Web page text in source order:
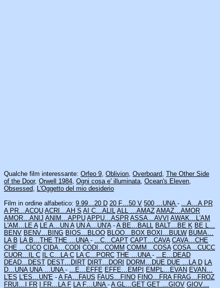
Qualche film interessante: Orfeo 9, Oblivion, Overboard, The Other Side
of the Door, Orwell 1984, Ogni cosa e' illuminata, Ocean's Eleven,
Obsessed, L'Oggetto del mio desiderio
Film in ordine alfabetico: 9.99…20 D 20 F…50 V 500 …UNA - ...A…A PR
A PR…ACQU ACRI…AH S AI C…ALIL ALL …AMAZ AMAZ…AMOR
AMOR…ANIJ ANIM…APPU APPU…ASPR ASSA…AVVI AWAK…L'AM
L'AM…LE A LE A…UN A UN A…UN'A- A BE…BALL BALT…BE K BE L…
BENV BENV…BING BIOS…BLOO BLOO…BOX BOXI…BULW BUMA…
LA B LA B…THE THE …UNA - ...C…CAPT CAPT…CAVA CAVA…CHE
CHE …CICO CIDA…CODI CODI…COMM COMM…COSA COSA…CUCC
CUOR…IL C
IL C…LA C LA C…PORC THE …UNA - ...E…DEAD
DEAD…DEST DEST…DIRT DIRT…DORI DORM…DUE DUE …LA D LA
D…UNA UNA …UNA - ...E…EFFE EFFE…EMPI EMPL…EVAN EVAN…
L'ES L'ES…UN'E - A FA…FAUS FAUS…FINO FINO…FRA FRAG…FROZ
FRUI…I FR
I FR…LA F LA F…UNA - A GL…GET GET …GIOV GIOV…